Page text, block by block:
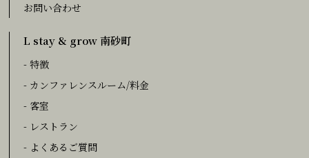
お問い合わせ
L stay & grow 南砂町
- 特徴
- カンファレンスルーム/料金
- 客室
- レストラン
- よくあるご質問